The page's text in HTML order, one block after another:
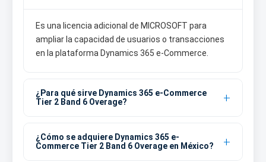
Es una licencia adicional de MICROSOFT para
ampliar la capacidad de usuarios o transacciones
en la plataforma Dynamics 365 e-Commerce.
¿Para qué sirve Dynamics 365 e-Commerce
Tier 2 Band 6 Overage?
¿Cómo se adquiere Dynamics 365 e-
Commerce Tier 2 Band 6 Overage en México?